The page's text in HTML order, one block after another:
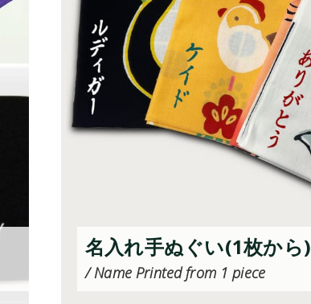
名入れ手ぬぐい(1枚から)
/ Name Printed from 1 piece